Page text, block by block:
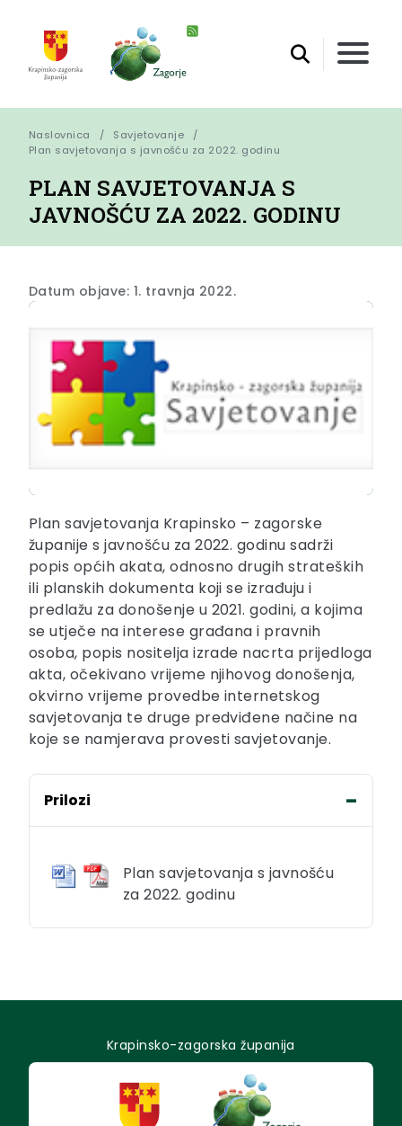
Naslovnica
Savjetovanje
Plan savjetovanja s javnošću za 2022. godinu
PLAN SAVJETOVANJA S
JAVNOŠĆU ZA 2022. GODINU
Datum objave: 1. travnja 2022.
Plan savjetovanja Krapinsko – zagorske
županije s javnošću za 2022. godinu sadrži
popis općih akata, odnosno drugih strateških
ili planskih dokumenta koji se izrađuju i
predlažu za donošenje u 2021. godini, a kojima
se utječe na interese građana i pravnih
osoba, popis nositelja izrade nacrta prijedloga
akta, očekivano vrijeme njihovog donošenja,
okvirno vrijeme provedbe internetskog
savjetovanja te druge predviđene načine na
koje se namjerava provesti savjetovanje.
Prilozi
Plan savjetovanja s javnošću
za 2022. godinu
Krapinsko-zagorska županija